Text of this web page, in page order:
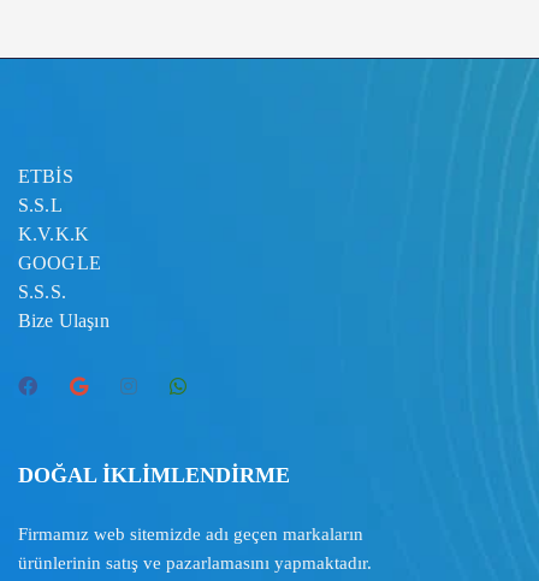
ETBİS
S.S.L
K.V.K.K
GOOGLE
S.S.S.
Bize Ulaşın
DOĞAL İKLİMLENDİRME
Firmamız web sitemizde adı geçen markaların
ürünlerinin satış ve pazarlamasını yapmaktadır.